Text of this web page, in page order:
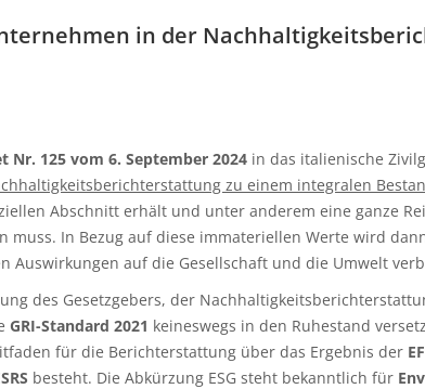
in der
Nr. 125 vom 6. September 2024 in das italienische
zu einem integralen
Abschnitt erhält und unter anderem eine ganze
muss. In Bezug auf diese immateriellen Werte wird
Auswirkungen auf die Gesellschaft und die Umwelt
des Gesetzgebers, der
GRI-Standard 2021 keineswegs in den Ruhestand
für die Berichterstattung über das Ergebnis der
besteht. Die Abkürzung ESG steht bekanntlich für